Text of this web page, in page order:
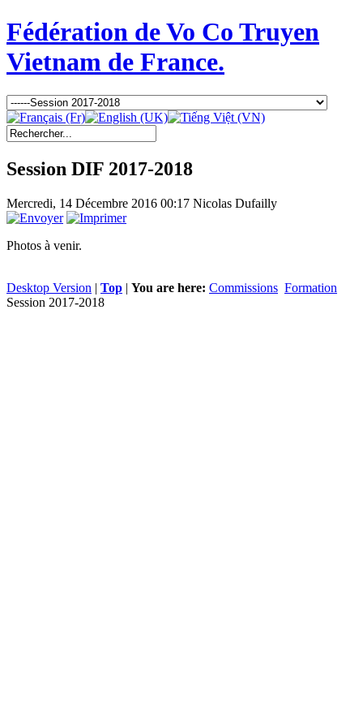
Fédération de Vo Co Truyen
Vietnam de France.
Session DIF 2017-2018
Mercredi, 14 Décembre 2016 00:17 Nicolas Dufailly
Photos à venir.
Desktop Version | Top | You are here: Commissions Formation
Session 2017-2018